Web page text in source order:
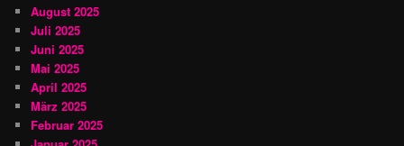
August 2025
Juli 2025
Juni 2025
Mai 2025
April 2025
März 2025
Februar 2025